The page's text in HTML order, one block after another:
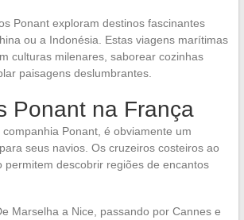
Ponant exploram destinos fascinantes
ou a Indonésia. Estas viagens marítimas
culturas milenares, saborear cozinhas
paisagens deslumbrantes.
Ponant na França
Ponant, é obviamente um
seus navios. Os cruzeiros costeiros ao
permitem descobrir regiões de encantos
Marselha a Nice, passando por Cannes e